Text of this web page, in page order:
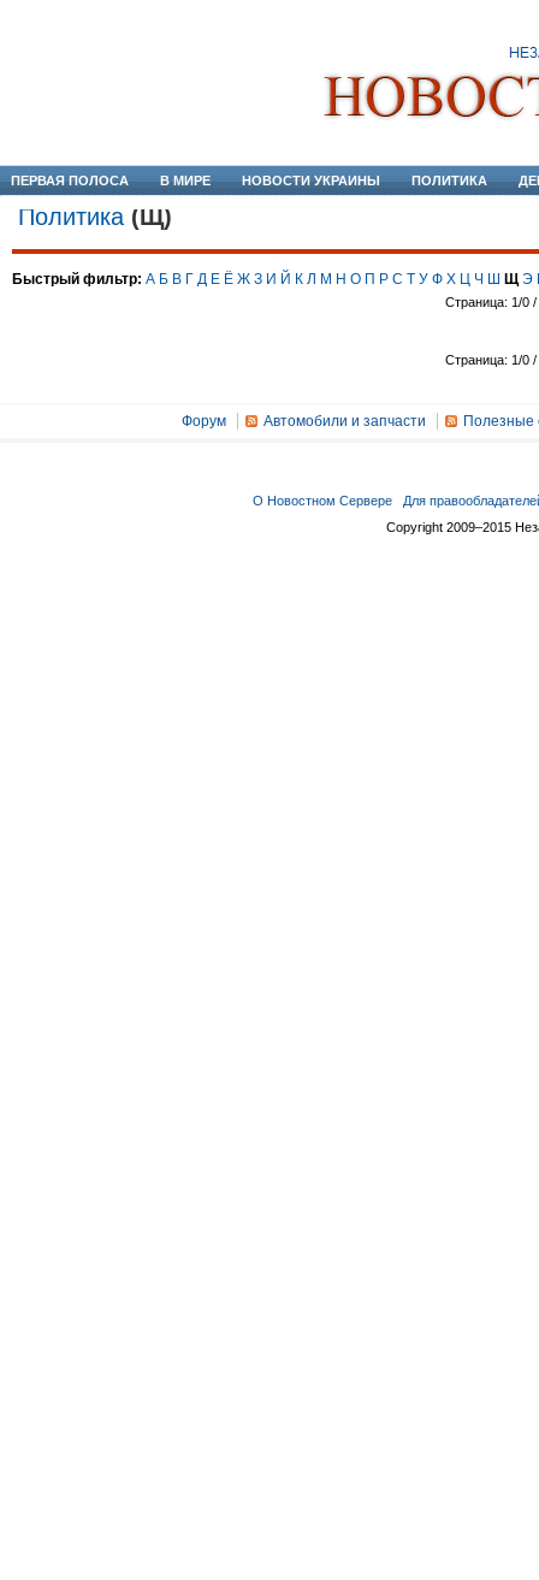
ПЕРВАЯ ПОЛОСА В МИРЕ НОВОСТИ УКРАИНЫ ПОЛИТИКА
Политика (Щ)
Быстрый фильтр: А Б В Г Д Е Ё Ж З И Й К Л М Н О П Р С Т У Ф Х Ц Ч Ш Щ Э
Страница: 1/0 /
Страница: 1/0 /
Форум Автомобили и запчасти Полезные
О Новостном Сервере
Для
Copyright 2009–2015